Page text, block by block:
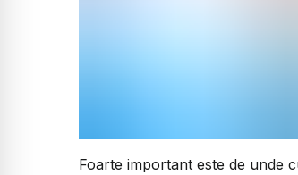
Foarte important este de unde